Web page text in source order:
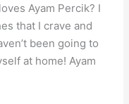
Ayam Percik? I
that I crave and
been going to
at home! Ayam